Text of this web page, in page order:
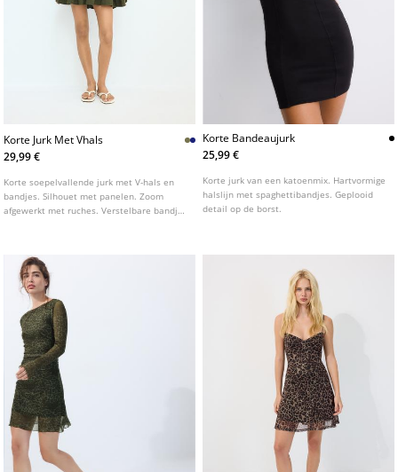
Korte Jurk Met Vhals
29,99 €
Korte soepelvallende jurk met V-hals en
bandjes. Silhouet met panelen. Zoom
afgewerkt met ruches. Verstelbare bandjes
Korte Bandeaujurk
25,99 €
Korte jurk van een katoenmix. Hartvormige
halslijn met spaghettibandjes. Geplooid
detail op de borst.